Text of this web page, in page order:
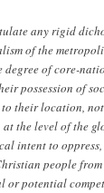
any rigid
of the
of core-
possession of
their location,
the level of the
intent to
people
or potential